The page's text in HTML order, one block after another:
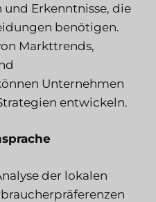
Erkenntnisse, die
benötigen.
Markttrends,
Unternehmen
entwickeln.
der lokalen